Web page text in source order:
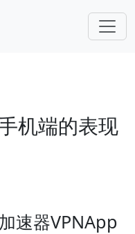
机端的表现
速器VPNApp